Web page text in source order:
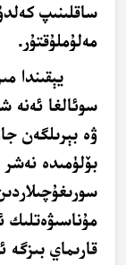
ساقلىنىپ
مەلۇملۇقتۇر.
يېقىندا
سوئالغا ئەنە
ۋە بېرىلگەن
بۆلۈمىدە
مۇناسىۋەتلىك
قارىماي بىزگە